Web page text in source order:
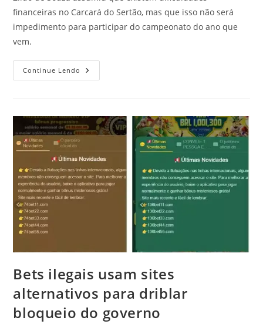
financeiras no Carcará do Sertão, mas que isso não será
impedimento para participar do campeonato do ano que
vem.
Continue Lendo
Bets ilegais usam sites
alternativos para driblar
bloqueio do governo